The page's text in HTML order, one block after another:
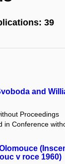
39
and
Proceedings
in Conference
v roce 1960)